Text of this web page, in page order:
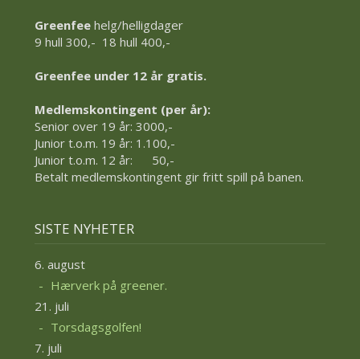
Greenfee helg/helligdager
9 hull 300,- 18 hull 400,-
Greenfee under 12 år gratis.
Medlemskontingent (per år):
Senior over 19 år: 3000,-
Junior t.o.m. 19 år: 1.100,-
Junior t.o.m. 12 år: 50,-
Betalt medlemskontingent gir fritt spill på banen.
SISTE NYHETER
6. august
Hærverk på greener.
21. juli
Torsdagsgolfen!
7. juli